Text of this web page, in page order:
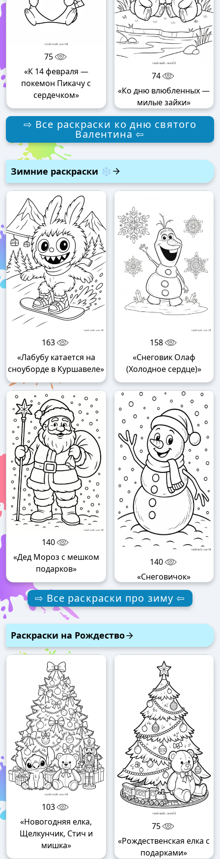
75
«К 14 февраля —
покемон Пикачу с
сердечком»
74
«Ко дню влюбленных —
милые зайки»
⇨ Все раскраски ко дню святого
Валентина ⇦
Зимние раскраски ❄️
163
«Лабубу катается на
сноуборде в Куршавеле»
158
«Снеговик Олаф
(Холодное сердце)»
140
«Дед Мороз с мешком
подарков»
140
«Снеговичок»
⇨ Все раскраски про зиму ⇦
Раскраски на Рождество
103
«Новогодняя елка,
Щелкунчик, Стич и
мишка»
75
«Рождественская елка с
подарками»